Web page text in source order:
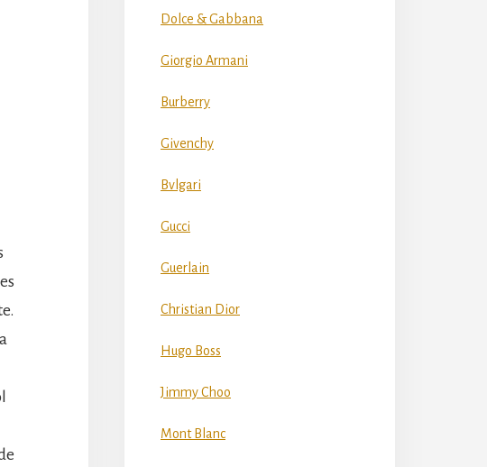
Dolce & Gabbana
Giorgio Armani
Burberry
Givenchy
Bvlgari
Gucci
Guerlain
Christian Dior
Hugo Boss
Jimmy Choo
Mont Blanc